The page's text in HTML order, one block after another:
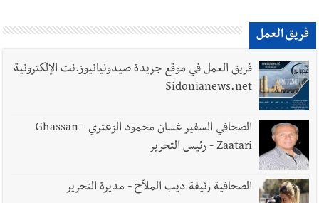
فريق العمل
فريق العمل في موقع جريدة صيدونيانيوز.نت الإلكترونية
Sidonianews.net
الصحافي السفير غسان محمود الزعتري - Ghassan
Zaatari - رئيس التحرير
الصحافية رئيفة ديب الملاّح - مديرة التحرير